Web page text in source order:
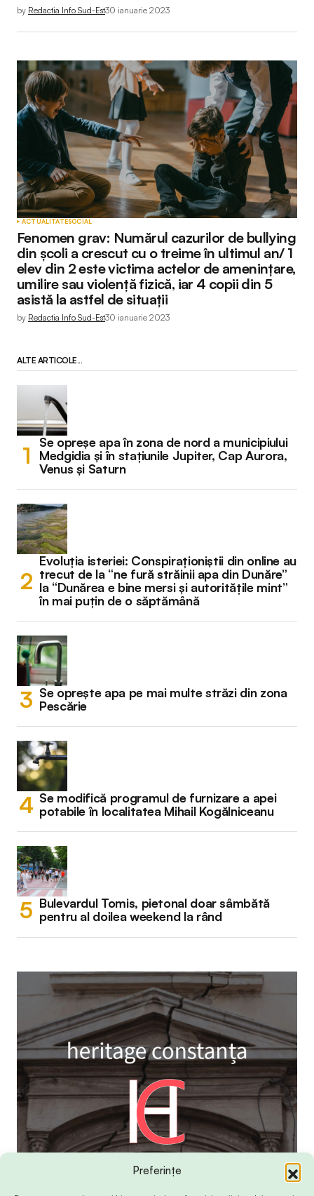
Preferințe
by Redactia Info Sud-Est30 ianuarie 2023
ACTUALITATESOCIAL
Fenomen grav: Numărul cazurilor de bullying
din școli a crescut cu o treime în ultimul an/ 1
elev din 2 este victima actelor de amenințare,
umilire sau violență fizică, iar 4 copii din 5
asistă la astfel de situații
by Redactia Info Sud-Est30 ianuarie 2023
ALTE ARTICOLE...
Se opreșe apa în zona de nord a municipiului
Medgidia și în stațiunile Jupiter, Cap Aurora,
Venus și Saturn
Evoluția isteriei: Conspiraționiștii din online au
trecut de la “ne fură străinii apa din Dunăre”
la “Dunărea e bine mersi și autoritățile mint”
în mai puțin de o săptămână
Se oprește apa pe mai multe străzi din zona
Pescărie
Se modifică programul de furnizare a apei
potabile în localitatea Mihail Kogălniceanu
Bulevardul Tomis, pietonal doar sâmbătă
pentru al doilea weekend la rând